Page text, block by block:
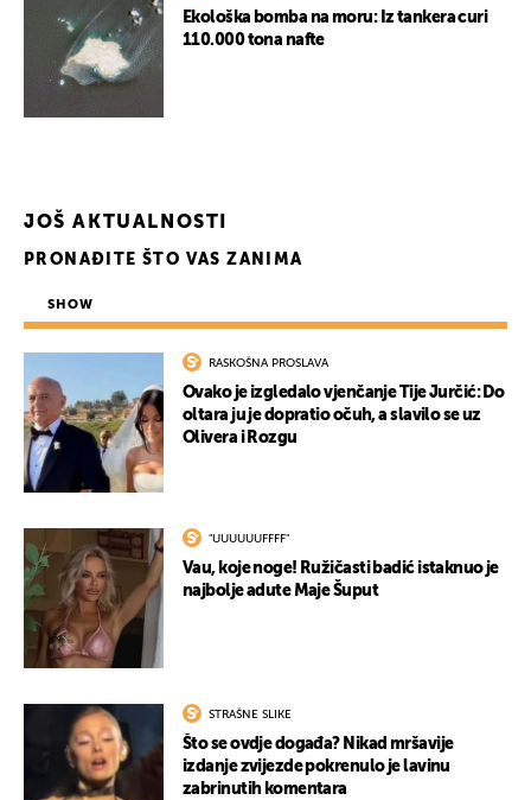
Ekološka bomba na moru: Iz tankera curi
110.000 tona nafte
JOŠ AKTUALNOSTI
PRONAĐITE ŠTO VAS ZANIMA
SHOW
RASKOŠNA PROSLAVA
Ovako je izgledalo vjenčanje Tije Jurčić: Do
oltara ju je dopratio očuh, a slavilo se uz
Olivera i Rozgu
"UUUUUUFFFF"
Vau, koje noge! Ružičasti badić istaknuo je
najbolje adute Maje Šuput
STRAŠNE SLIKE
Što se ovdje događa? Nikad mršavije
izdanje zvijezde pokrenulo je lavinu
zabrinutih komentara
UKLJUČITE NOTIFIKACIJE